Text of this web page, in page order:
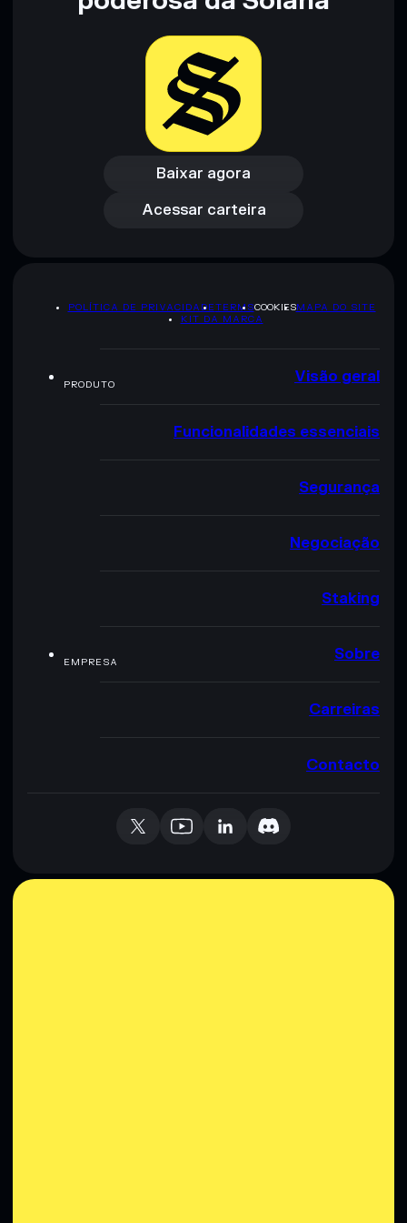
pesquisa. Dados fornecidos pelo rugcheck.xyz.
Baixar agora
Baixar agora
Acessar carteira
Acessar carteira
POLÍTICA DE PRIVACIDADETERMSCOOKIESMAPA DO SITE
KIT DA MARCA
PRODUTO Visão geral
Funcionalidades essenciais
Segurança
Negociação
Staking
EMPRESA Sobre
Carreiras
Contacto